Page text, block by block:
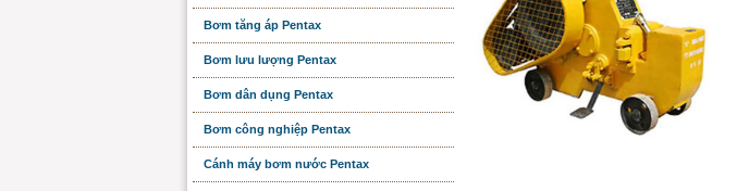
Bơm tăng áp Pentax
Bơm lưu lượng Pentax
Bơm dân dụng Pentax
Bơm công nghiệp Pentax
Cánh máy bơm nước Pentax